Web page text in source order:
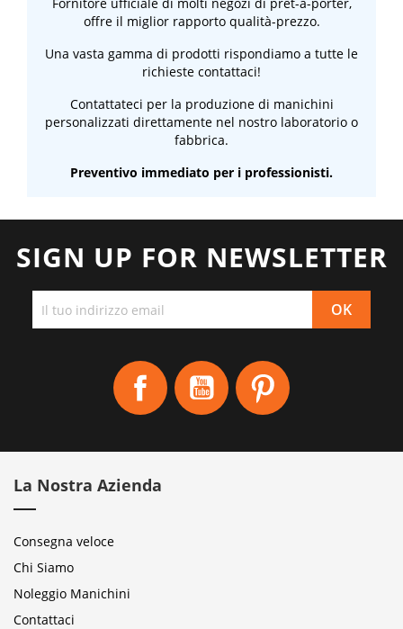
offre il miglior rapporto qualità-prezzo.
Una vasta gamma di prodotti rispondiamo a tutte le
richieste contattaci!
Contattateci per la produzione di manichini
personalizzati direttamente nel nostro laboratorio o
fabbrica.
Preventivo immediato per i professionisti.
SIGN UP FOR NEWSLETTER
Facebook YouTube
La Nostra Azienda
Consegna veloce
Chi Siamo
Noleggio Manichini
Contattaci